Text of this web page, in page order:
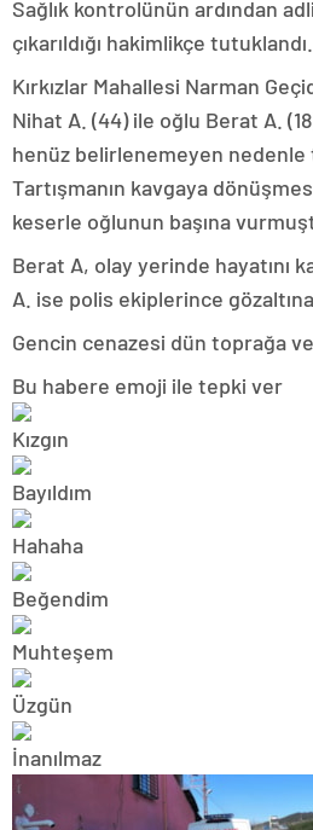
Sağlık kontrolünün ardından
çıkarıldığı hakimlikçe tutuklandı.
Kırkızlar Mahallesi Narman
Nihat A. (44) ile oğlu Berat A.
henüz belirlenemeyen nedenle
Tartışmanın kavgaya
keserle oğlunun başına
Berat A, olay yerinde hayatını
A. ise polis ekiplerince gözaltına
Gencin cenazesi dün toprağa
Bu habere emoji ile tepki ver